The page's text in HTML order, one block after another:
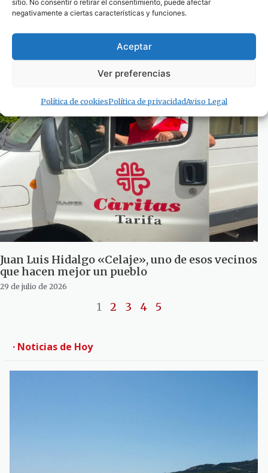
negativamente a ciertas características y funciones.
Aceptar
Ver preferencias
Política de cookiesPolítica de privacidadAviso Legal
El turismo llena Zahara y Atlanterra… pero
faltan médicos para atenderlas
Juan Luis Hidalgo «Celaje», uno de esos vecinos
que hacen mejor un pueblo
29 de julio de 2026
1 2 3 4 5
· Noticias de Hoy